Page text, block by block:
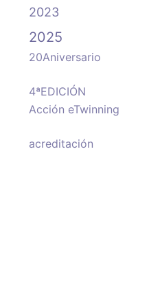
2023
2025
20Aniversario
4ªEDICIÓN
Acción eTwinning
acreditación